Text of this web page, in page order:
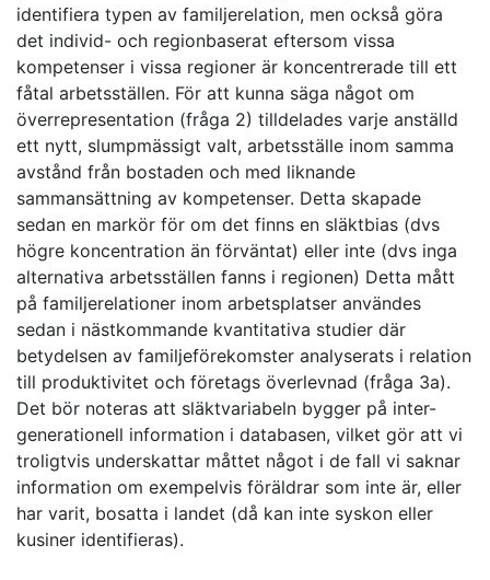
identifiera typen av familjerelation, men också göra
det individ- och regionbaserat eftersom vissa
kompetenser i vissa regioner är koncentrerade till ett
fåtal arbetsställen. För att kunna säga något om
överrepresentation (fråga 2) tilldelades varje anställd
ett nytt, slumpmässigt valt, arbetsställe inom samma
avstånd från bostaden och med liknande
sammansättning av kompetenser. Detta skapade
sedan en markör för om det finns en släktbias (dvs
högre koncentration än förväntat) eller inte (dvs inga
alternativa arbetsställen fanns i regionen) Detta mått
på familjerelationer inom arbetsplatser användes
sedan i nästkommande kvantitativa studier där
betydelsen av familjeförekomster analyserats i relation
till produktivitet och företags överlevnad (fråga 3a).
Det bör noteras att släktvariabeln bygger på inter-
generationell information i databasen, vilket gör att vi
troligtvis underskattar måttet något i de fall vi saknar
information om exempelvis föräldrar som inte är, eller
har varit, bosatta i landet (då kan inte syskon eller
kusiner identifieras).